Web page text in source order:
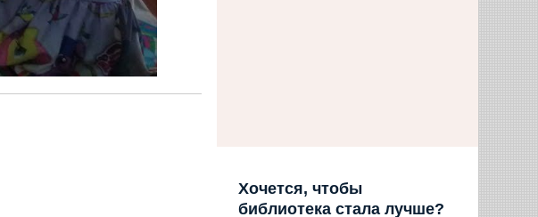
Хочется, чтобы
библиотека стала лучше?